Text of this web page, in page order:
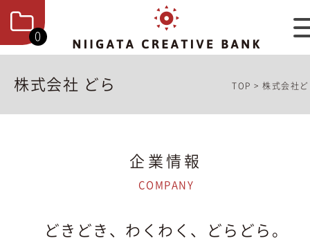
0
株式会社 どら TOP > 株式会社
企業情報
COMPANY
どきどき、わくわく、どらどら。